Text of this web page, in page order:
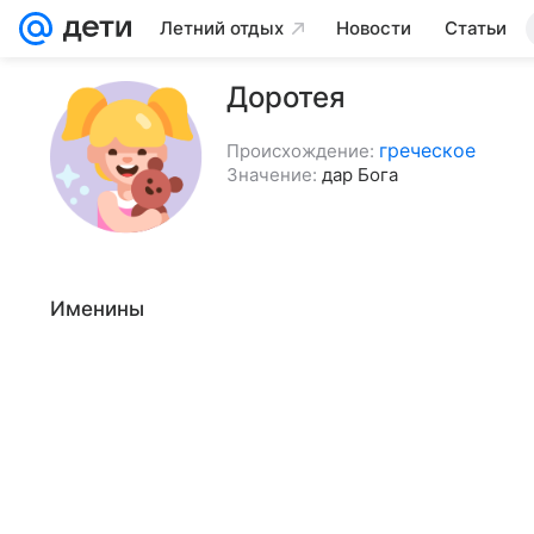
Летний отдых Новости Статьи
Доротея
Происхождение: греческое
Значение: дар Бога
Именины